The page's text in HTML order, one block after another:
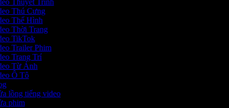
Thuyết Trình
Thú Cưng
Thể Hình
Thời Trang
TikTok
Trailer Phim
Trang Trí
Từ Ảnh
Ô Tô
lồng tiếng video
phim